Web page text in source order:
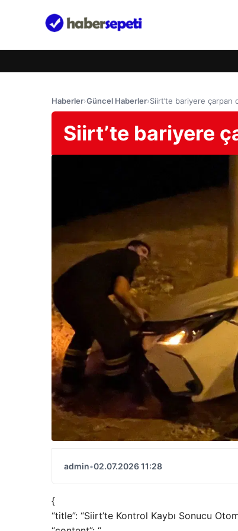
Haberler›Güncel Haberler›Siirt’te bariyere çarpan
Siirt’te bariyere
admin•02.07.2026 11:28
{
“title”: “Siirt’te Kontrol Kaybı Sonucu